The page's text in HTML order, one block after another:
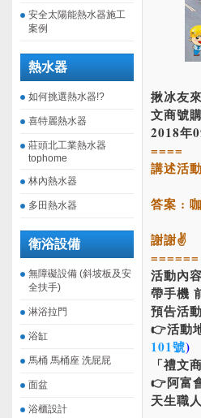
安全太陽能熱水器施工
案例
熱水器
如何挑選熱水器!?
喜特麗熱水器
莊頭北工業熱水器
tophome
林內熱水器
多田熱水器
衛浴設備
無障礙設備 (斜坡板及安
全扶手)
淋浴拉門
浴缸
馬桶 馬桶座 洗屁屁
面盆
浴櫃設計
揪冰友
文商號
2018年
====
講述活
答案 :
謝謝✌
======
活動內
帶手機
預告活
👉活動
101號)
「禮文
👉阿富
天生職